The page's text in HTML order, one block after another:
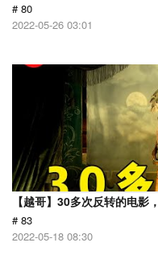
# 80
2022-05-26 03:01
【越哥】30多次反转的电影
# 83
2022-05-18 08:30